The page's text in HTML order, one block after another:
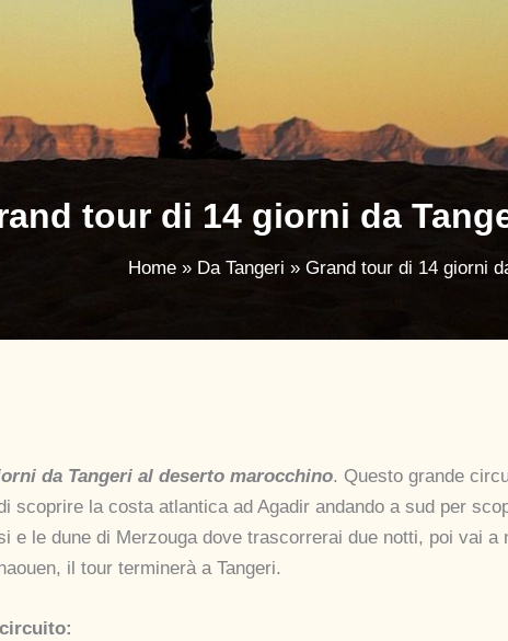
tour di 14 giorni da
Home Da Tangeri Grand tour di 14 giorni
da Tangeri al deserto marocchino. Questo grande
scoprire la costa atlantica ad Agadir andando a sud per
e le dune di Merzouga dove trascorrerai due notti, poi vai a
il tour terminerà a Tangeri.